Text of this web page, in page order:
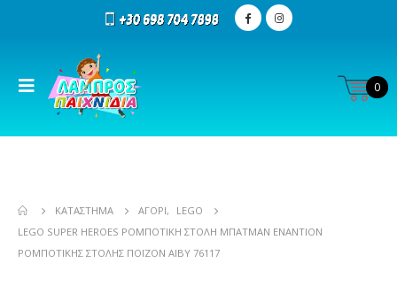
0
ΚΑΤΆΣΤΗΜΑ ΑΓΌΡΙ,
LEGO
LEGO SUPER HEROES ΡΟΜΠΟΤΙΚΉ ΣΤΟΛΉ ΜΠΆΤΜΑΝ ΕΝΑΝΤΊΟΝ
ΡΟΜΠΟΤΙΚΉΣ ΣΤΟΛΉΣ ΠΌΙΖΟΝ ΑΙΒΥ 76117